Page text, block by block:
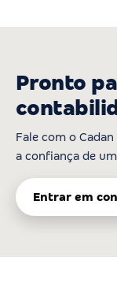
Pronto
Fale com o
a confiança de
Entrar em